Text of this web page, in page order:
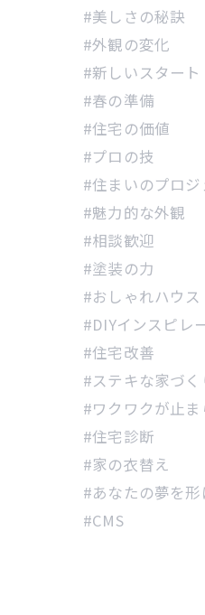
#美しさの秘訣
#外観の変化
#新しいスタート
#春の準備
#住宅の価値
#プロの技
#住まいのプロジ
#魅力的な外観
#相談歓迎
#塗装の力
#おしゃれハウス
#DIYインスピレ
#住宅改善
#ステキな家づく
#ワクワクが止ま
#住宅診断
#家の衣替え
#あなたの夢を形
#CMS